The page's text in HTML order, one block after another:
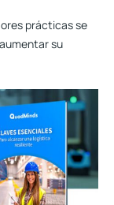
prácticas se
su